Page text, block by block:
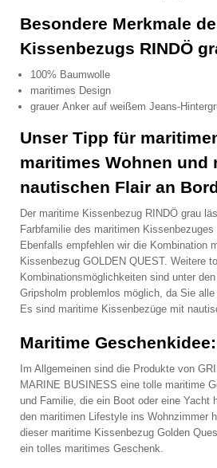
Besondere Merkmale
Kissenbezugs RINDÖ
100% Baumwolle
maritimes Design
grauer Anker auf weißem Jeans-
Unser Tipp für
maritimes Wohnen und
nautischen Flair an
Der maritime Kissenbezug RINDÖ grau
Farbfamilie des maritimen
Ebenfalls empfehlen wir die Kombination
Kissenbezug GOLDEN QUEST. Weitere
Kombinationsmöglichkeiten sind unter
Gripsholm problemlos möglich, da Sie
Es sind maritime Kissenbezüge mit
Maritime Geschenkidee:
Im Allgemeinen sind die Produkte von
MARINE BUSINESS eine tolle maritime
und Familie, die ein Boot oder eine Yacht
den maritimen Lifestyle ins Wohnzimmer
dieser maritime Kissenbezug Golden
ein tolles maritimes Geschenk.